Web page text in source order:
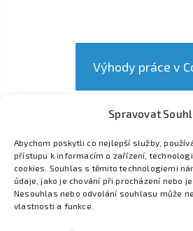
Spravovat
Abychom poskytli co nejlepší služby,
přístupu k informacím o zařízení,
cookies. Souhlas s těmito technologiemi
údaje, jako je chování při procházení nebo
Nesouhlas nebo odvolání souhlasu může
vlastnosti a funkce.
Výhody práce v
Odpovědět e-